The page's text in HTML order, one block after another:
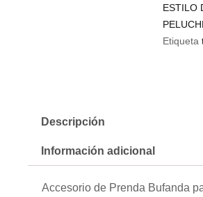
ESTILO
Etiqueta
Descripción
Información adicional
Accesorio de Prenda Bufanda